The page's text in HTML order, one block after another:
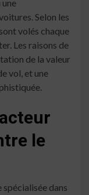
une
Selon les
volés chaque
Les raisons de
de la valeur
vol, et une
le
dans